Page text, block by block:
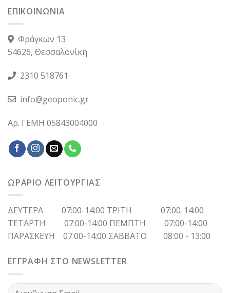
ΕΠΙΚΟΙΝΩΝΙΑ
Φράγκων 13
54626, Θεσσαλονίκη
2310 518761
info@geoponic.gr
Αρ. ΓΕΜΗ 05843004000
ΩΡΑΡΙΟ ΛΕΙΤΟΥΡΓΙΑΣ
ΔΕΥΤΕΡΑ 07:00-14:00 ΤΡΙΤΗ 07:00-14:00
ΤΕΤΑΡΤΗ 07:00-14:00 ΠΕΜΠΤΗ 07:00-14:00
ΠΑΡΑΣΚΕΥΗ 07:00-14:00 ΣΑΒΒΑΤΟ 08:00 - 13:00
ΕΓΓΡΑΦΗ ΣΤΟ NEWSLETTER